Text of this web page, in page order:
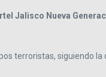
Jalisco Nueva
terroristas, siguiendo